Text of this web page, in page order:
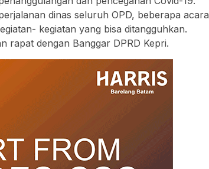
dinas seluruh OPD, beberapa acara
kegiatan yang bisa ditangguhkan.
rapat dengan Banggar DPRD Kepri.